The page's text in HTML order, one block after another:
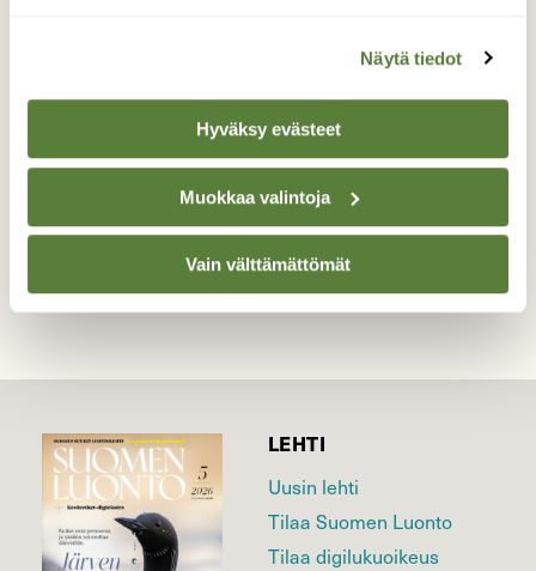
Näytä tiedot
Hyväksy evästeet
Muokkaa valintoja
Vain välttämättömät
LEHTI
Uusin lehti
Tilaa Suomen Luonto
Tilaa digilukuoikeus